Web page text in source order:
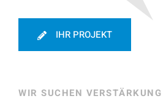
IHR PROJEKT
WIR SUCHEN VERSTÄRKUNG